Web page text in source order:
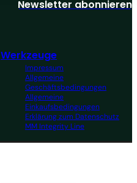
Werkzeuge
Impressum
Allgemeine
Geschäftsbedingungen
Allgemeine
Einkaufsbedingungen
Erklärung zum Datenschutz
MM Integrity Line
Newsletter abonnieren